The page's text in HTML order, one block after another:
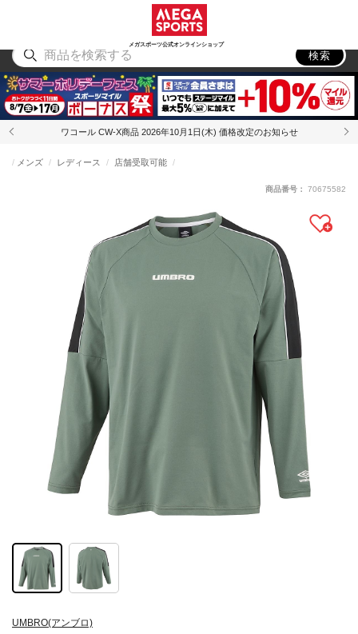
メガスポーツ公式オンラインショップ
アウトドア
検索
ワコール CW-X商品 2026年10月1日(木) 価格改定のお知らせ
UMBRO(アンブロ)
メンズ レディース 店舗受取可能
商品番号： 70675582